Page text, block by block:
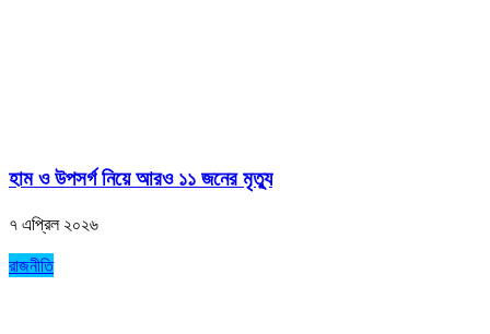
হাম ও উপসর্গ নিয়ে আরও ১১ জনের মৃত্যু
৭ এপ্রিল ২০২৬
রাজনীতি